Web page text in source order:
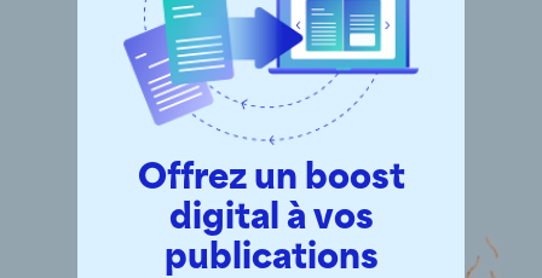
Offrez un boost
digital à vos
publications